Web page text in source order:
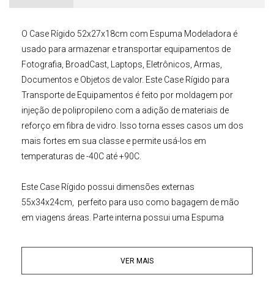
O Case Rígido 52x27x18cm com Espuma Modeladora é
usado para armazenar e transportar equipamentos de
Fotografia BroadCast Laptops Eletrônicos Armas
Documentos e Objetos de valor. Este Case Rígido para
Transporte de Equipamentos é feito por moldagem por
injeção de polipropileno com a adição de materiais de
reforço em fibra de vidro. Isso torna esses casos um dos
mais fortes em sua classe e permite usá-los em
temperaturas de -40C até +90C.
Este Case Rígido possui dimensões externas
55x34x24cm, perfeito para uso como bagagem de mão
em viagens áreas. Parte interna possui uma Espuma
colocar o formato exato do seu objeto a ser protegido de
VER MAIS